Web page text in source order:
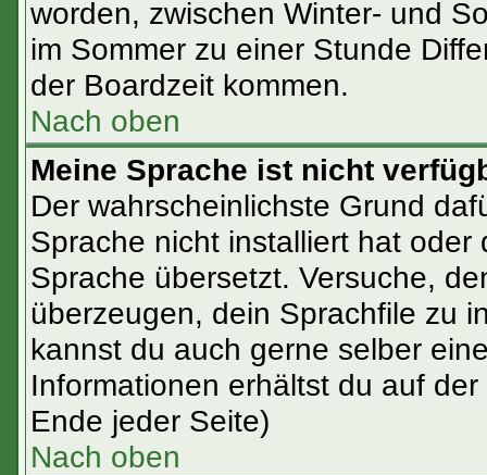
worden, zwischen Winter- und
im Sommer zu einer Stunde
der Boardzeit kommen.
Nach oben
Meine Sprache ist nicht
Der wahrscheinlichste Grund
Sprache nicht installiert hat
Sprache übersetzt. Versuche,
überzeugen, dein Sprachfile zu
kannst du auch gerne selber
Informationen erhältst du auf
Ende jeder Seite)
Nach oben